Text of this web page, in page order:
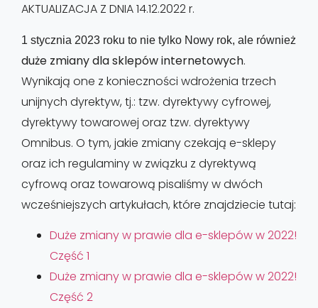
AKTUALIZACJA Z DNIA 14.12.2022 r.
1 stycznia 2023 roku to nie tylko
duże zmiany dla sklepów internetowych.
Wynikają one z konieczności wdrożenia trzech
unijnych dyrektyw, tj.: tzw. dyrektywy cyfrowej,
dyrektywy towarowej oraz tzw. dyrektywy
Omnibus. O tym, jakie zmiany czekają e-sklepy
oraz ich regulaminy w związku z dyrektywą
cyfrową oraz towarową pisaliśmy w dwóch
wcześniejszych artykułach, które znajdziecie tutaj:
Duże zmiany w prawie dla e-sklepów w 2022!
Część 1
Duże zmiany w prawie dla e-sklepów w 2022!
Część 2